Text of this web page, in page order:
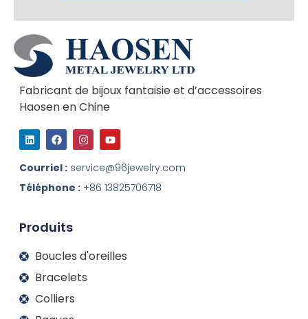
Fabricant de bijoux fantaisie et d’accessoires
Haosen en Chine
L
i
n
k
e
d
I
F
a
c
e
b
o
o
I
n
s
t
a
g
Y
o
u
t
u
b
e
Courriel : service@96jewelry.com
Téléphone : +86 13825706718
Produits
Boucles d'oreilles
Bracelets
Colliers